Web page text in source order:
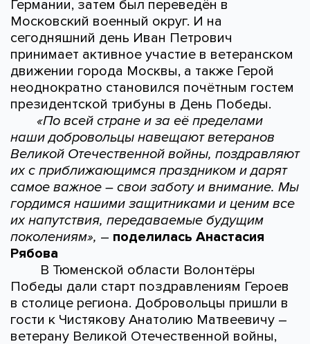
Германии, затем был переведён в
Московский военный округ. И на
сегодняшний день Иван Петрович
принимает активное участие в ветеранском
движении города Москвы, а также Герой
неоднократно становился почётным гостем
президентской трибуны в День Победы.
«По всей стране и за её пределами
наши добровольцы навещают ветеранов
Великой Отечественной войны, поздравляют
их с приближающимся праздником и дарят
самое важное – свои заботу и внимание. Мы
гордимся нашими защитниками и ценим все
их напутствия, передаваемые будущим
поколениям», – поделилась Анастасия
Рябова
В Тюменской области Волонтёры
Победы дали старт поздравлениям Героев
в столице региона. Добровольцы пришли в
гости к Чистякову Анатолию Матвеевичу –
ветерану Великой Отечественной войны,